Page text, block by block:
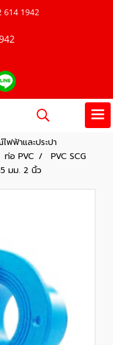
614 1942
ฟฟ้าและประปา
ท่อ PVC
PVC SCG
มม. 2 นิ้ว